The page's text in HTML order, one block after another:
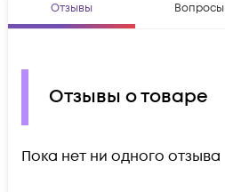
Отзывы Вопросы
Отзывы о товаре
Пока нет ни одного отзыва